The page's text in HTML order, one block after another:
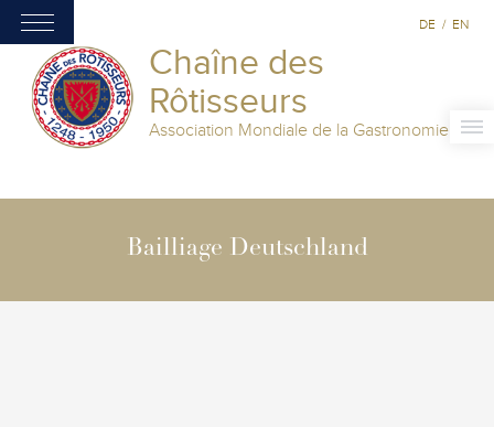
Chaîne des
Rôtisseurs
Association Mondiale de la Gastronomie
DE / EN
Bailliage Deutschland